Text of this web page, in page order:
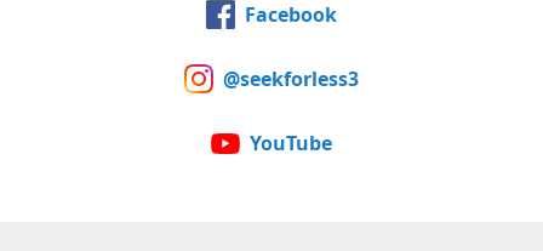
Facebook
@seekforless3
YouTube